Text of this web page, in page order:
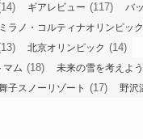
ギアレビュー (117) バ
ミラノ・コルティナオリンピック
北京オリンピック (14)
ム (18) 未来の雪を考えよ
子スノーリゾート (17) 野沢